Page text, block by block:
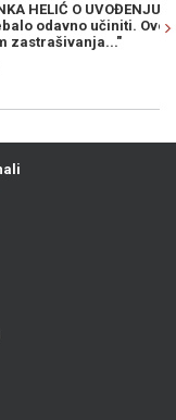
SANKCIJA
kontinuirana